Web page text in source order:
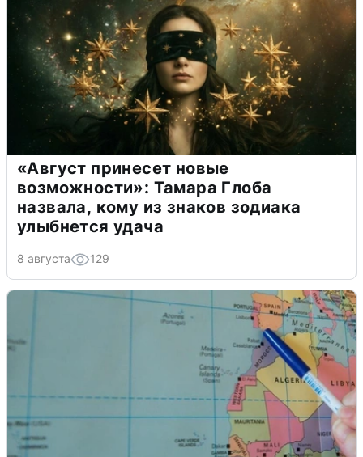
«Август принесет новые
возможности»: Тамара Глоба
назвала, кому из знаков зодиака
улыбнется удача
8 августа 129